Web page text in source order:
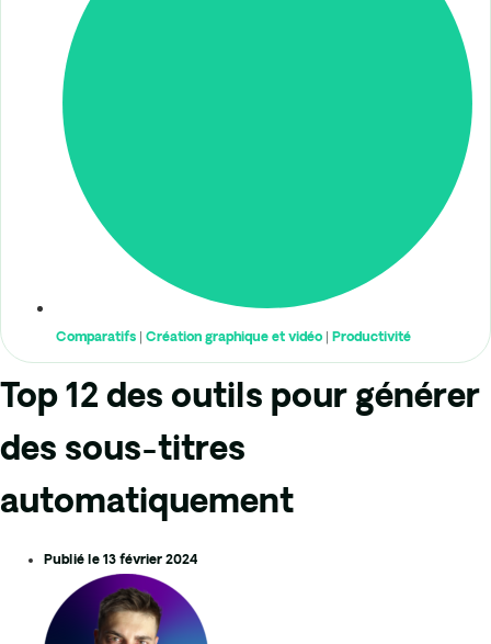
Comparatifs Création graphique et vidéo| Productivité
Top 12 des outils pour générer
des sous-titres
automatiquement
Publié le 13 février 2024